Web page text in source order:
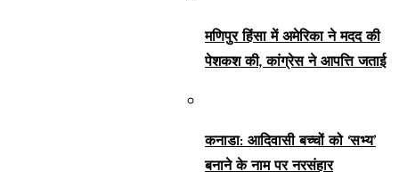
मणिपुर हिंसा में अमेरिका ने मदद की
पेशकश की, कांग्रेस ने आपत्ति जताई
कनाडा: आदिवासी बच्चों को ‘सभ्य’
बनाने के नाम पर नरसंहार